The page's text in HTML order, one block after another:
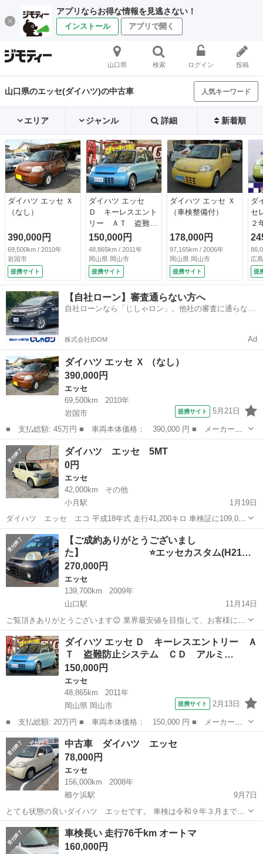
アプリならお得な情報を見逃さない！
インストール アプリで開く
山口県 検索 ログイン 投稿
山口県のエッセ(ダイハツ)の中古車 人気キーワード
エリア ジャンル 詳細 新着順
ダイハツ エッセ Ｘ
（なし）
390,000円
69,500km / 2010年
岩国市
提携サイト
ダイハツ エッセ
Ｄ キーレスエント
リー ＡＴ 盗難防
止システム ＣＤ
アルミホイール 衝
突安全ボディ エア
コン パワーステア
リング （検8.8）
150,000円
48,865km / 2011年
岡山県 岡山市
提携サイト
ダイハツ エッセ Ｘ
（車検整備付）
178,000円
97,165km / 2006年
岡山県 岡山市
提携サイト
ダ
セ
２
ン
ー
ワ
パ
運
ｉ
（
広
提
【自社ローン】審査通らない方へ
自社ローンなら「じしゃロン」。他社の審査に通らなか
株式会社IDOM Ad
ダイハツ エッセ Ｘ （なし）
390,000円
エッセ
69,500km
2010年
岩国市
提携サイト 5月21日
■ 支払総額: 45万円 ■ 車両本体価格： 390,000 円 ■ メーカー
名： ダイハツ ■ 車種名： エッセ ■ グレード名： Ｘ ■ 排気
量： 660cc ■ ドア枚数： 5D ■ ミッション： AT4速 ■ 店舗...
山口 岩国市 エッセ
ダイハツ エッセ 5MT
0円
エッセ
42,000km
その他
小月駅
1月19日
ダイハツ エッセ エコ 平成18年式 走行41,200キロ 車検証に109,000
キロの記載有 車検2027年8月13日まで 2025年8月14日に中古新規登
録 ★登録時交換新品部品 ・エンドブーツ ・プラグ ・エアフ...
山口 下関市 小月駅 エッセ 部品
【ご成約ありがとうございまし
た】 ⭐️エッセカスタム(H21
年)⭐…
270,000円
エッセ
139,700km
2009年
山口駅
11月14日
ご覧頂きありがとうございます😊 業界最安値を目指して、お客様にご
安心してご購入頂ける様努力しております！ 気になることや現車確認
のご希望など、何でもお気軽にお問い合わせください😃 ■自動車基本
情報 メーカー:ダイハツ ...
山口 山口市 山口駅 ミッション
ダイハツ エッセ Ｄ キーレスエントリー Ａ
Ｔ 盗難防止システム ＣＤ アルミ…
150,000円
エッセ
48,865km
2011年
岡山県 岡山市
提携サイト 2月13日
■ 支払総額: 20万円 ■ 車両本体価格： 150,000 円 ■ メーカー
名： ダイハツ ■ 車種名： エッセ ■ グレード名： Ｄ キーレ
スエントリー ＡＴ 盗難防止システム ＣＤ アルミホイール 衝
突安全ボディ エ...
岡山 岡山市 エッセ
中古車 ダイハツ エッセ
78,000円
エッセ
156,000km
2008年
櫛ケ浜駅
9月7日
とても状態の良いダイハツ エッセです。 車検は令和９年３月まで有
りますので、このまま問題無く直ぐ乗れます。 初年度登録 平成20年
2月 走行距離 15万6千キロ 名義変更渡しとなります。 中古車ですの
で、それなりの小キズ...
山口 周南市 櫛ケ浜駅 エッセ 走行距離
車検長い 走行76千km オートマ
160,000円